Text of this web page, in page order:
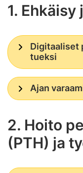
1.
Digitaaliset
tueksi
Ajan
2. Hoito
(PTH) ja